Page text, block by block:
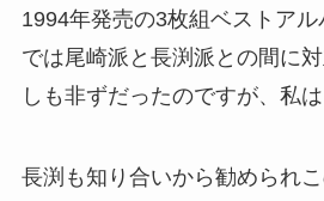
1994年発売の3枚組ベストアル
では尾崎派と長渕派との間に
しも非ずだったのですが、私は
長渕も知り合いから勧められ